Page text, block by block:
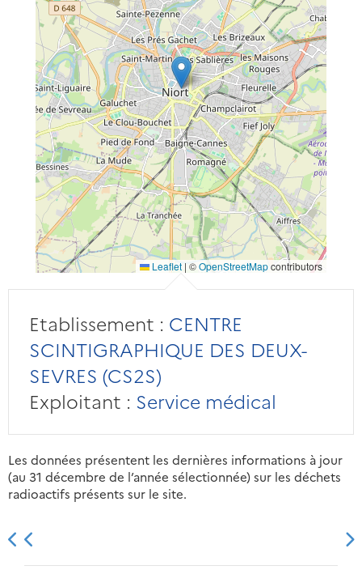
Leaflet | ©OpenStreetMapcontributors
Etablissement : CENTRE
SCINTIGRAPHIQUE DES DEUX-
SEVRES (CS2S)
Exploitant : Service médical
Les données présentent les dernières informations à jour
(au 31 décembre de l’année sélectionnée) sur les déchets
radioactifs présents sur le site.